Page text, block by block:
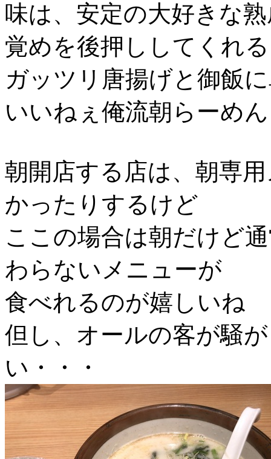
味は、安定の大好きな
覚めを後押ししてくれる
ガッツリ唐揚げと御飯
いいねぇ俺流朝らーめ
朝開店する店は、朝専
かったりするけど
ここの場合は朝だけど
わらないメニューが
食べれるのが嬉しいね
但し、オールの客が騒
い・・・